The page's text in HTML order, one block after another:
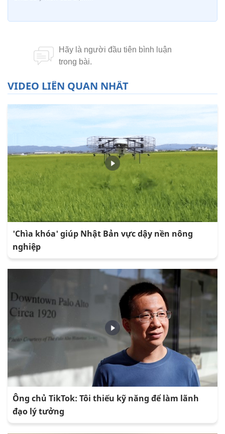
VIDEO LIÊN QUAN NHẤT
'Chìa khóa' giúp Nhật Bản vực dậy nền nông
nghiệp
Ông chủ TikTok: Tôi thiếu kỹ năng để làm lãnh
đạo lý tưởng